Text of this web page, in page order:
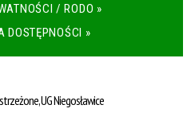
/ RODO »
DOSTĘPNOŚCI »
UG Niegosławice